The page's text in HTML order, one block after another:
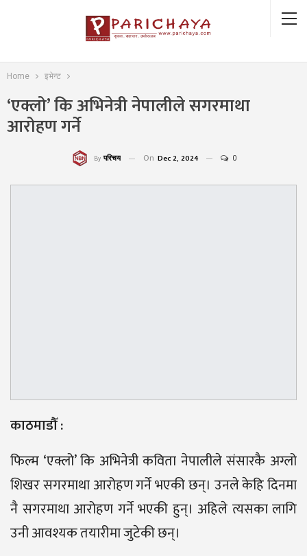
Home इभेन्ट
‘एक्लो’ कि अभिनेत्री नेपालीले सगरमाथा
आरोहण गर्ने
By परिचय On Dec 2, 2024 0
काठमाडौँ :
फिल्म ‘एक्लो’ कि अभिनेत्री कविता नेपालीले संसारकै अग्लो
शिखर सगरमाथा आरोहण गर्ने भएकी छन्। उनले केहि दिनमा
नै सगरमाथा आरोहण गर्ने भएकी हुन्। अहिले त्यसका लागि
उनी आवश्यक तयारीमा जुटेकी छन्।